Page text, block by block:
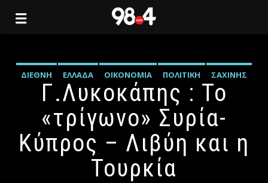
ΔΙΕΘΝΉ ΕΛΛΆΔΑ ΟΙΚΟΝΟΜΊΑ ΠΟΛΙΤΙΚΉ ΣΑΧΊΝΗΣ
Γ.Λυκοκάπης : Το
«τρίγωνο» Συρία-
Κύπρος – Λιβύη και η
Τουρκία